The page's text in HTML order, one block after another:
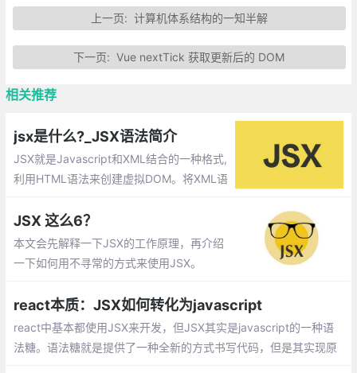
上一页: 计算机体系结构的一知半解
下一页:Vue nextTick 获取更新后的 DOM
相关推荐
jsx是什么?_JSX语法简介
JSX就是Javascript和XML结合的一种格式,
利用HTML语法来创建虚拟DOM。将XML语
定义界面。之后JSX通过翻译器转换为纯JS
再由浏览器执行。
JSX 这么6？
本文会先解释一下JSX的工作原理，再介绍
一下如何用不寻常的方式来使用JSX。
react本质：JSX如何转化为javascript
react中基本都使用JSX来开发，但JSX其实是javascript的一种语
法糖。语法糖就是提供了一种全新的方式书写代码，但是其实现原